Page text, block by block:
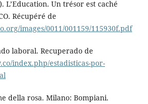
L’Education. Un trésor est caché
Récupéré de
images/0011/001159/115930f.pdf
laboral. Recuperado de
index.php/estadisticas-por-
della rosa. Milano: Bompiani.